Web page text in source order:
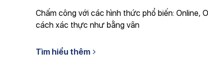
Chấm công với các hình thức phổ biến: Online,
cách xác thực như bằng vân
Tìm hiểu thêm